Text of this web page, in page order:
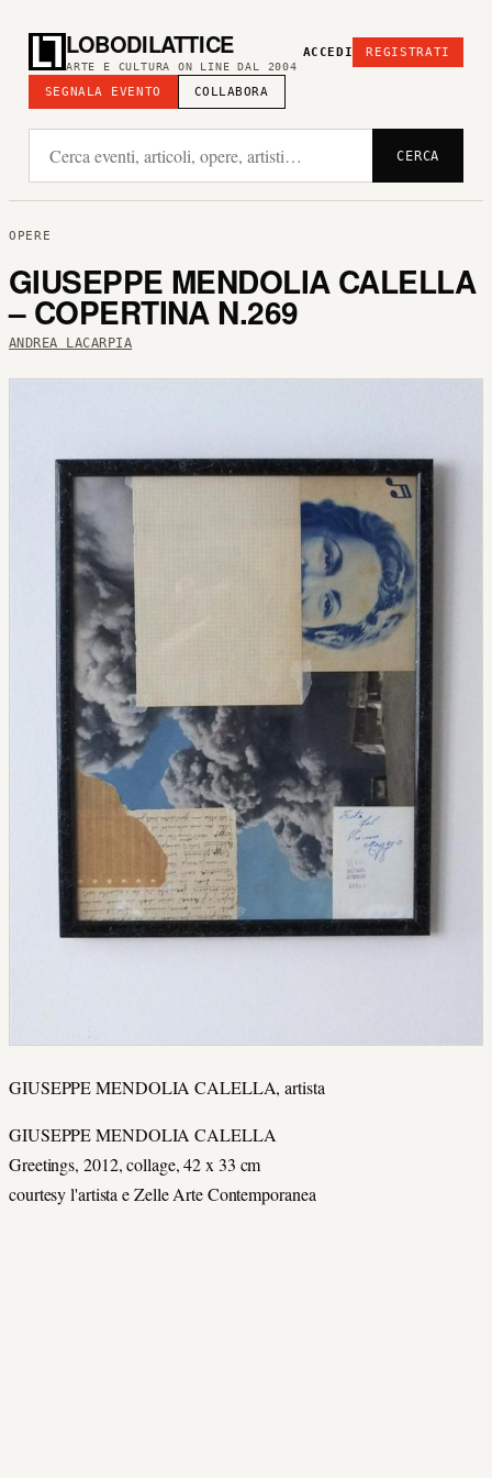
LOBODILATTICE
ARTE E CULTURA ON LINE DAL 2004
SEGNALA EVENTO COLLABORA
ACCEDI REGISTRATI
CERCA
OPERE
GIUSEPPE MENDOLIA CALELLA
– COPERTINA N.269
ANDREA LACARPIA
GIUSEPPE MENDOLIA CALELLA, artista
GIUSEPPE MENDOLIA CALELLA
Greetings, 2012, collage, 42 x 33 cm
courtesy l'artista e Zelle Arte Contemporanea